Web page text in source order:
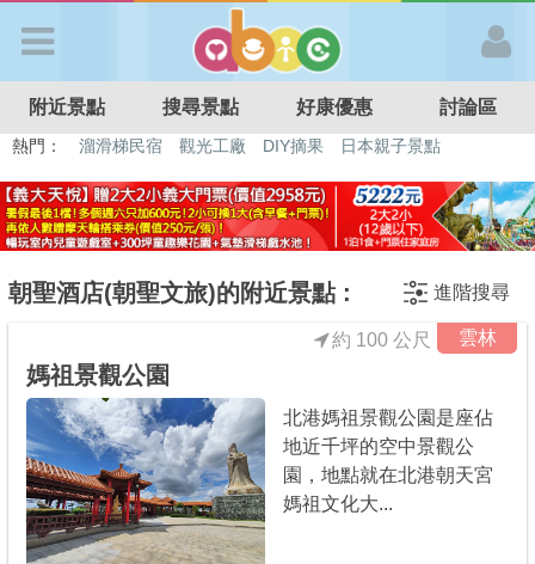
APP登入
首 頁
最新消息
最新留言
附近景點 搜尋景點 好康優惠 討論區
熱門： 溜滑梯民宿 觀光工廠 DIY摘果
日本親子景點
朝聖酒店(朝聖文旅)的附近景點 : 進階搜尋
雲林
約 100 公尺
媽祖景觀公園
北港媽祖景觀公園是座佔
地近千坪的空中景觀公
園，地點就在北港朝天宮
媽祖文化大...